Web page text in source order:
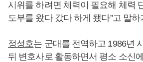
시위를 하려면 체력이 필요해 체력
도부를 왔다 갔다 하게 됐다”고 말하
정성호는 군대를 전역하고 1986년
뒤 변호사로 활동하면서 평소 소신